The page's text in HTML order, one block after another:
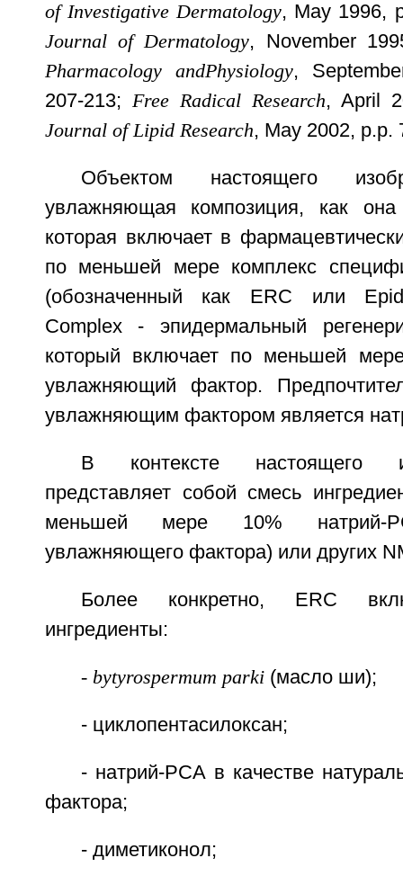
of Investigative Dermatology, May 1996,
Journal of Dermatology, November
Pharmacology andPhysiology,
207-213; Free Radical Research, April
Journal of Lipid Research, May 2002, p.p.
Объектом настоящего
увлажняющая композиция, как
которая включает в
по меньшей мере комплекс
(обозначенный как ERC или
Complex - эпидермальный
который включает по меньшей
увлажняющий фактор.
увлажняющим фактором является
В контексте настоящего
представляет собой смесь
меньшей мере 10% натрий-
увлажняющего фактора) или других
Более конкретно, ERC
ингредиенты:
- bytyrospermum parki(масло ши);
- циклопентасилоксан;
- натрий-РСА в качестве
фактора;
- диметиконол;